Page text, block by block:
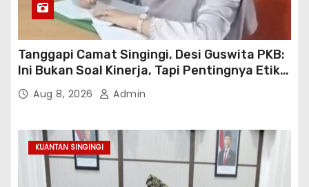
Tanggapi Camat Singingi, Desi Guswita PKB:
Ini Bukan Soal Kinerja, Tapi Pentingnya Etika
Koordinasi Kooperatif!
Aug 8, 2026 Admin
KUANTAN SINGINGI